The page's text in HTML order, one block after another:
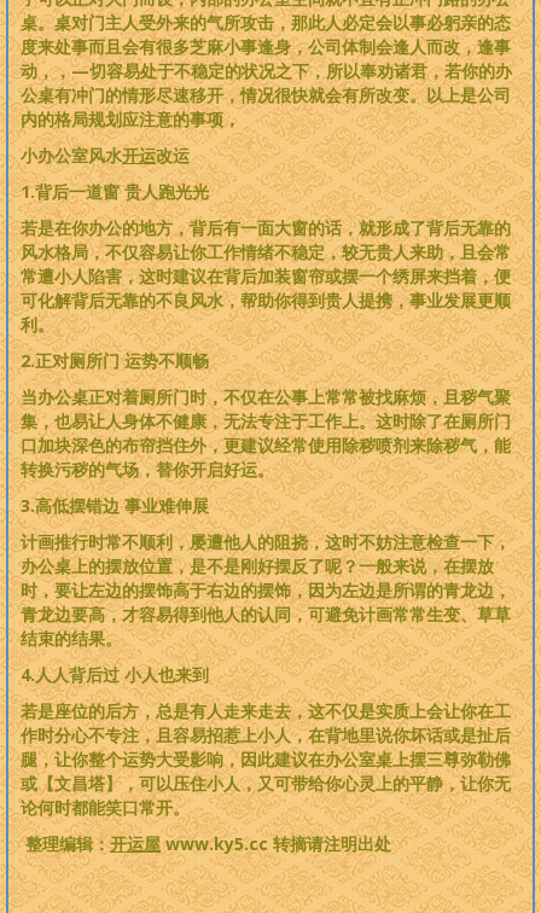
桌。桌对门主人受外来的气所攻击，那此人必定会以事必躬亲的态
度来处事而且会有很多芝麻小事逢身，公司体制会逢人而改，逢事
动，，—切容易处于不稳定的状况之下，所以奉劝诸君，若你的办
公桌有冲门的情形尽速移开，情况很快就会有所改变。以上是公司
内的格局规划应注意的事项，
小办公室风水开运改运
1.背后一道窗 贵人跑光光
若是在你办公的地方，背后有一面大窗的话，就形成了背后无靠的
风水格局，不仅容易让你工作情绪不稳定，较无贵人来助，且会常
常遭小人陷害，这时建议在背后加装窗帘或摆一个绣屏来挡着，便
可化解背后无靠的不良风水，帮助你得到贵人提携，事业发展更顺
利。
2.正对厕所门 运势不顺畅
当办公桌正对着厕所门时，不仅在公事上常常被找麻烦，且秽气聚
集，也易让人身体不健康，无法专注于工作上。这时除了在厕所门
口加块深色的布帘挡住外，更建议经常使用除秽喷剂来除秽气，能
转换污秽的气场，替你开启好运。
3.高低摆错边 事业难伸展
计画推行时常不顺利，屡遭他人的阻挠，这时不妨注意检查一下，
办公桌上的摆放位置，是不是刚好摆反了呢？一般来说，在摆放
时，要让左边的摆饰高于右边的摆饰，因为左边是所谓的青龙边，
青龙边要高，才容易得到他人的认同，可避免计画常常生变、草草
结束的结果。
4.人人背后过 小人也来到
若是座位的后方，总是有人走来走去，这不仅是实质上会让你在工
作时分心不专注，且容易招惹上小人，在背地里说你坏话或是扯后
腿，让你整个运势大受影响，因此建议在办公室桌上摆三尊弥勒佛
或【文昌塔】，可以压住小人，又可带给你心灵上的平静，让你无
论何时都能笑口常开。
整理编辑：开运屋www.ky5.cc 转摘请注明出处